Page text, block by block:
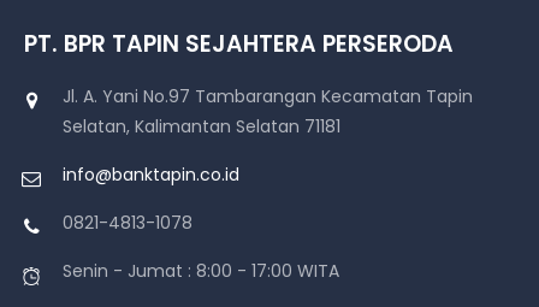
PT. BPR TAPIN SEJAHTERA PERSERODA
Jl. A. Yani No.97 Tambarangan Kecamatan Tapin
Selatan, Kalimantan Selatan 71181
info@banktapin.co.id
0821-4813-1078
Senin - Jumat : 8:00 - 17:00 WITA